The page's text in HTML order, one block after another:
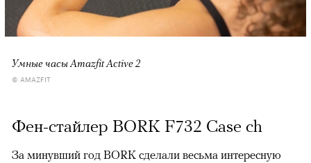
Умные часы Amazfit Active 2
© AMAZFIT
Фен-стайлер BORK F732 Case ch
За минувший год BORK сделали весьма интересную